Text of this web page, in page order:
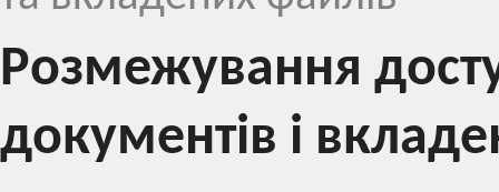
Розмежування
документів і